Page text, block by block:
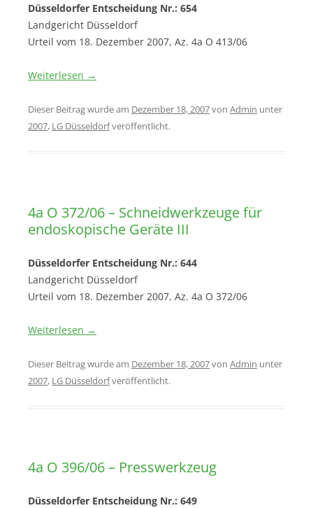
Düsseldorfer Entscheidung Nr.: 654
Landgericht Düsseldorf
Urteil vom 18. Dezember 2007, Az. 4a O 413/06
Weiterlesen →
Dieser Beitrag wurde am Dezember 18, 2007von Admin unter
2007, LG Düsseldorfveröffentlicht.
4a O 372/06 – Schneidwerkzeuge für
endoskopische Geräte III
Düsseldorfer Entscheidung Nr.: 644
Landgericht Düsseldorf
Urteil vom 18. Dezember 2007, Az. 4a O 372/06
Weiterlesen →
Dieser Beitrag wurde am Dezember 18, 2007von Admin unter
2007, LG Düsseldorfveröffentlicht.
4a O 396/06 – Presswerkzeug
Düsseldorfer Entscheidung Nr.: 649